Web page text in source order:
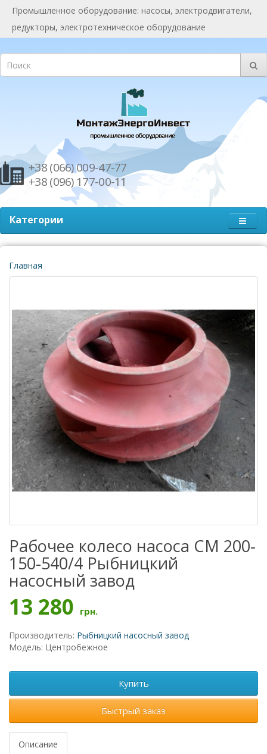
Промышленное оборудование: насосы, электродвигатели,
редукторы, электротехническое оборудование
+38 (066) 009-47-77
+38 (096) 177-00-11
Категории
Главная
Рабочее колесо насоса СМ 200-
150-540/4 Рыбницкий
насосный завод
13 280 грн.
Производитель: Рыбницкий насосный завод
Модель: Центробежное
Купить
Быстрый заказ
Описание